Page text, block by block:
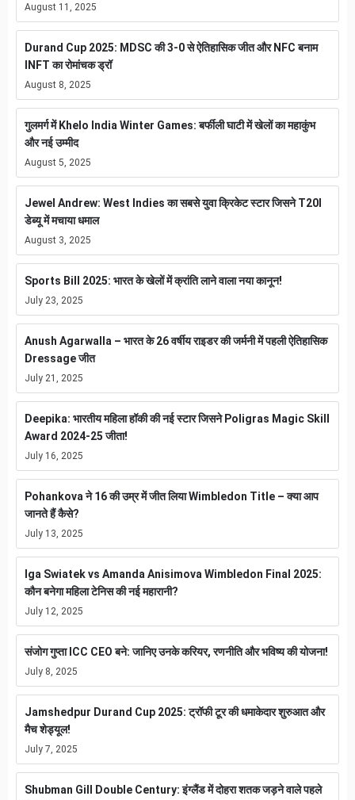
August 11, 2025
Durand Cup 2025: MDSC की 3-0 से ऐतिहासिक जीत और NFC बनाम
INFT का रोमांचक ड्रॉ
August 8, 2025
गुलमर्ग में Khelo India Winter Games: बर्फीली घाटी में खेलों का महाकुंभ
और नई उम्मीद
August 5, 2025
Jewel Andrew: West Indies का सबसे युवा क्रिकेट स्टार जिसने T20I
डेब्यू में मचाया धमाल
August 3, 2025
Sports Bill 2025: भारत के खेलों में क्रांति लाने वाला नया कानून!
July 23, 2025
Anush Agarwalla – भारत के 26 वर्षीय राइडर की जर्मनी में पहली ऐतिहासिक
Dressage जीत
July 21, 2025
Deepika: भारतीय महिला हॉकी की नई स्टार जिसने Poligras Magic Skill
Award 2024-25 जीता!
July 16, 2025
Pohankova ने 16 की उम्र में जीत लिया Wimbledon Title – क्या आप
जानते हैं कैसे?
July 13, 2025
Iga Swiatek vs Amanda Anisimova Wimbledon Final 2025:
कौन बनेगा महिला टेनिस की नई महारानी?
July 12, 2025
संजोग गुप्ता ICC CEO बने: जानिए उनके करियर, रणनीति और भविष्य की योजना!
July 8, 2025
Jamshedpur Durand Cup 2025: ट्रॉफी टूर की धमाकेदार शुरुआत और
मैच शेड्यूल!
July 7, 2025
Shubman Gill Double Century: इंग्लैंड में दोहरा शतक जड़ने वाले पहले